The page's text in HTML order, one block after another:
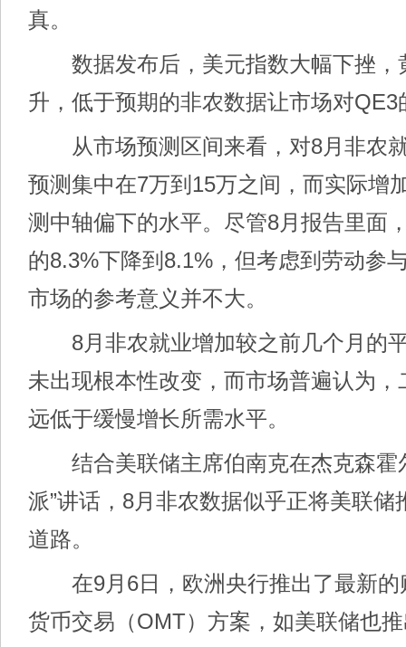
真。
数据发布后，美元指数大幅下挫，
升，低于预期的非农数据让市场对
从市场预测区间来看，对8月非农
预测集中在7万到15万之间，而实际增
测中轴偏下的水平。尽管8月报告里面
的8.3%下降到8.1%，但考虑到劳动参
市场的参考意义并不大。
8月非农就业增加较之前几个月的
未出现根本性改变，而市场普遍认为
远低于缓慢增长所需水平。
结合美联储主席伯南克在杰克森霍
派”讲话，8月非农数据似乎正将美联储
道路。
在9月6日，欧洲央行推出了最新
货币交易（OMT）方案，如美联储也